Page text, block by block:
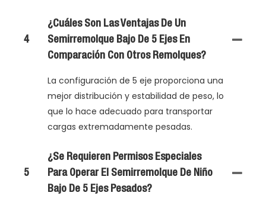
4
¿Cuáles Son Las Ventajas De Un
Semirremolque Bajo De 5 Ejes En
Comparación Con Otros Remolques?
La configuración de 5 eje proporciona una
mejor distribución y estabilidad de peso, lo
que lo hace adecuado para transportar
cargas extremadamente pesadas.
5
¿Se Requieren Permisos Especiales
Para Operar El Semirremolque De Niño
Bajo De 5 Ejes Pesados?